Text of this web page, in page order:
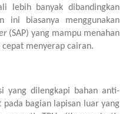
lebih banyak dibandingkan
ini biasanya menggunakan
(SAP) yang mampu menahan
menyerap cairan.
yang dilengkapi bahan anti-
bagian lapisan luar yang